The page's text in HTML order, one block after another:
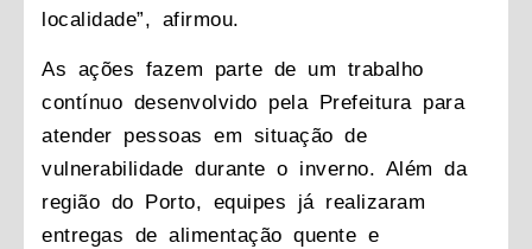
localidade”, afirmou.
As ações fazem parte de um trabalho
contínuo desenvolvido pela Prefeitura para
atender pessoas em situação de
vulnerabilidade durante o inverno. Além da
região do Porto, equipes já realizaram
entregas de alimentação quente e